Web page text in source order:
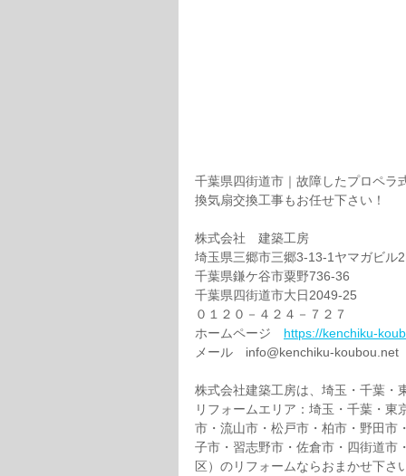
千葉県四街道市｜故障したプロペラ
換気扇交換工事もお任せ下さい！
株式会社　建築工房
埼玉県三郷市三郷3-13-1ヤマガビル
千葉県鎌ケ谷市粟野736-36
千葉県四街道市大日2049-25
０１２０－４２４－７２７
ホームページ https://kenchiku-
メール　info@kenchiku-koubou.net
株式会社建築工房は、埼玉・千葉・
リフォームエリア：埼玉・千葉・
市・流山市・松戸市・柏市・野田市
子市・習志野市・佐倉市・四街道市
区）のリフォームならおまかせ下さ